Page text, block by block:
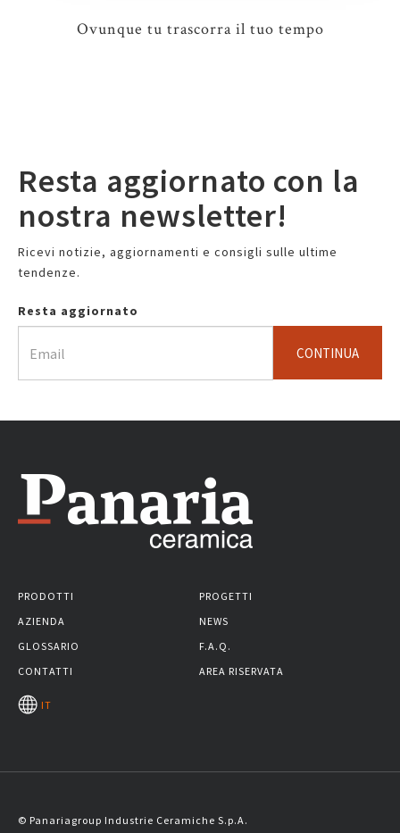
Ovunque tu trascorra il tuo tempo
Resta aggiornato con la
nostra newsletter!
Ricevi notizie, aggiornamenti e consigli sulle ultime
tendenze.
Resta aggiornato
CONTINUA
PRODOTTI
PROGETTI
AZIENDA
NEWS
GLOSSARIO
F.A.Q.
CONTATTI
AREA RISERVATA
IT
© Panariagroup Industrie Ceramiche S.p.A.